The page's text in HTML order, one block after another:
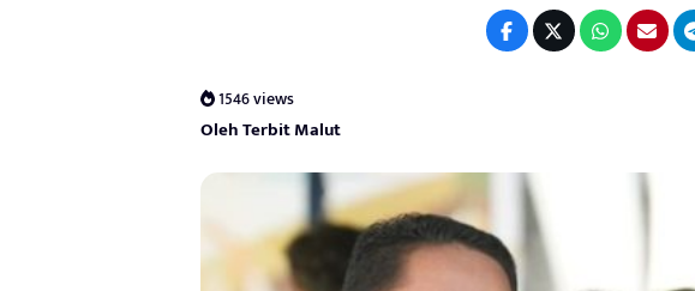
1546 views
Oleh Terbit Malut